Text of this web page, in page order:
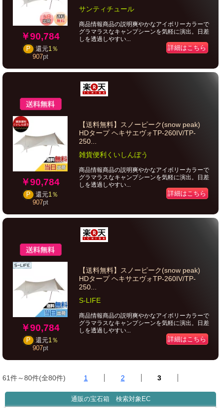
￥90,784
P 還元1％
907pt
サンティチュール
商品情報商品の説明爽やかなアイボリーカラーで
グラマラスなキャンプシーンを気軽に演出。日差
しを透過しやすい...
詳細はこちら
￥90,784
P 還元1％
907pt
【送料無料】スノーピーク(snow peak)
HDタープ ヘキサエヴォTP-260IV/TP-
250...
雑貨便利くいしんぼう
商品情報商品の説明爽やかなアイボリーカラーで
グラマラスなキャンプシーンを気軽に演出。日差
しを透過しやすい...
詳細はこちら
￥90,784
P 還元1％
907pt
【送料無料】スノーピーク(snow peak)
HDタープ ヘキサエヴォTP-260IV/TP-
250...
S-LIFE
商品情報商品の説明爽やかなアイボリーカラーで
グラマラスなキャンプシーンを気軽に演出。日差
しを透過しやすい...
詳細はこちら
61件～80件(全80件) 1 2 3
通販の宝石箱 検索対象EC